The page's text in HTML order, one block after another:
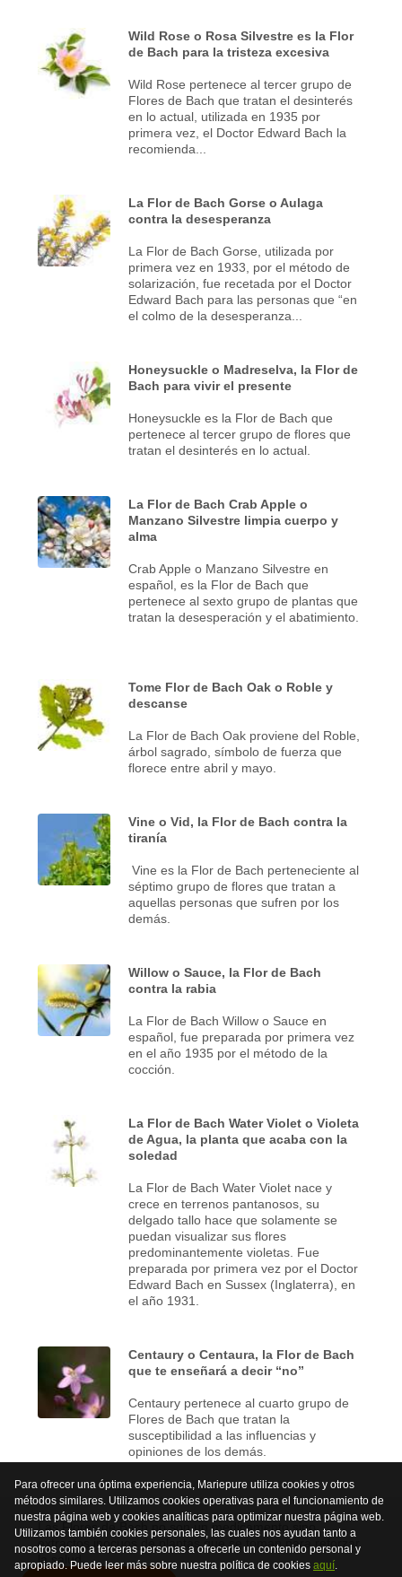
Wild Rose o Rosa Silvestre es la Flor
de Bach para la tristeza excesiva
Wild Rose pertenece al tercer grupo de
Flores de Bach que tratan el desinterés
en lo actual, utilizada en 1935 por
primera vez, el Doctor Edward Bach la
recomienda...
La Flor de Bach Gorse o Aulaga
contra la desesperanza
La Flor de Bach Gorse, utilizada por
primera vez en 1933, por el método de
solarización, fue recetada por el Doctor
Edward Bach para las personas que “en
el colmo de la desesperanza...
Honeysuckle o Madreselva, la Flor de
Bach para vivir el presente
Honeysuckle es la Flor de Bach que
pertenece al tercer grupo de flores que
tratan el desinterés en lo actual.
La Flor de Bach Crab Apple o
Manzano Silvestre limpia cuerpo y
alma
Crab Apple o Manzano Silvestre en
español, es la Flor de Bach que
pertenece al sexto grupo de plantas que
tratan la desesperación y el abatimiento.
Tome Flor de Bach Oak o Roble y
descanse
La Flor de Bach Oak proviene del Roble,
árbol sagrado, símbolo de fuerza que
florece entre abril y mayo.
Vine o Vid, la Flor de Bach contra la
tiranía
Vine es la Flor de Bach perteneciente al
séptimo grupo de flores que tratan a
aquellas personas que sufren por los
demás.
Willow o Sauce, la Flor de Bach
contra la rabia
La Flor de Bach Willow o Sauce en
español, fue preparada por primera vez
en el año 1935 por el método de la
cocción.
La Flor de Bach Water Violet o Violeta
de Agua, la planta que acaba con la
soledad
La Flor de Bach Water Violet nace y
crece en terrenos pantanosos, su
delgado tallo hace que solamente se
puedan visualizar sus flores
predominantemente violetas. Fue
preparada por primera vez por el Doctor
Edward Bach en Sussex (Inglaterra), en
el año 1931.
Centaury o Centaura, la Flor de Bach
que te enseñará a decir “no”
Centaury pertenece al cuarto grupo de
Flores de Bach que tratan la
susceptibilidad a las influencias y
opiniones de los demás.
Las Flores de Bach no son un medicamento sino
extractos inocuos de plantas que se toman para reforzar
la salud.
Para ofrecer una óptima experiencia, Mariepure utiliza cookies y otros
métodos similares. Utilizamos cookies operativas para el funcionamiento de
nuestra página web y cookies analíticas para optimizar nuestra página web.
Utilizamos también cookies personales, las cuales nos ayudan tanto a
nosotros como a terceras personas a ofrecerle un contenido personal y
apropiado. Puede leer más sobre nuestra política de cookies aquí